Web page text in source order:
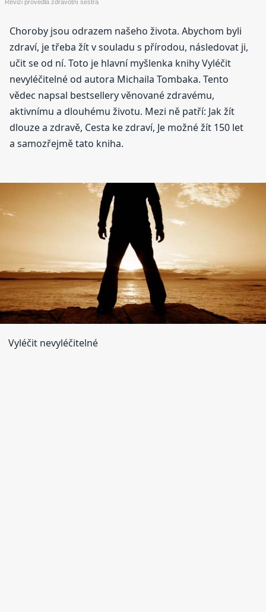
Revizi provedla zdravotní sestra
Choroby jsou odrazem našeho života. Abychom byli
zdraví, je třeba žít v souladu s přírodou, následovat ji,
učit se od ní. Toto je hlavní myšlenka knihy Vyléčit
nevyléčitelné od autora Michaila Tombaka. Tento
vědec napsal bestsellery věnované zdravému,
aktivnímu a dlouhému životu. Mezi ně patří: Jak žít
dlouze a zdravě, Cesta ke zdraví, Je možné žít 150 let
a samozřejmě tato kniha.
Vyléčit nevyléčitelné